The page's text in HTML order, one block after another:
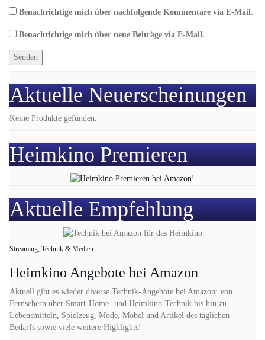
Benachrichtige mich über nachfolgende Kommentare via E-Mail.
Benachrichtige mich über neue Beiträge via E-Mail.
Aktuelle Neuerscheinungen
Keine Produkte gefunden.
Heimkino Premieren
Aktuelle Empfehlung
Streaming, Technik & Medien
Heimkino Angebote bei Amazon
Aktuell gibt es wieder diverse Technik-Angebote bei Amazon: von
Fernsehern über Smart-Home- und Heimkino-Technik bis hin zu
Lebensmitteln, Spielzeug, Mode, Möbel und Artikel des täglichen
Bedarfs sowie viele weitere Highlights!